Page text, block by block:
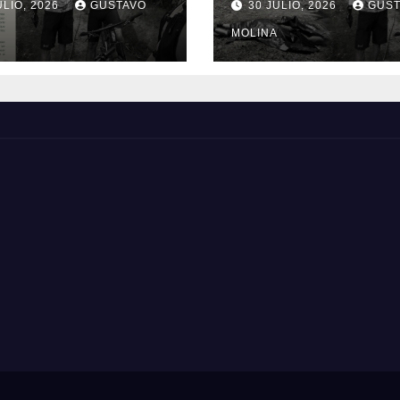
y exige
urgentes
2026 GUSTAVO
genera
consternación
Cauca
30 JULIO, 2026
MOLINA